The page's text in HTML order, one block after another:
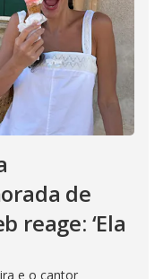
de
reage: ‘Ela
e o cantor